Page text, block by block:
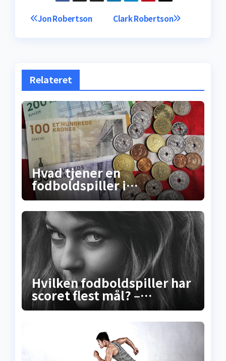
Indlægsnavigation
Clark Robertson
Jon Robertson
Relateret
Hvad tjener en
fodboldspiller i
Superligaen? Sandheden
om lønninger, bonusser og
de skjulte
millionkontrakter
Hvilken fodboldspiller har
scoret flest mål? –
Sandheden bag